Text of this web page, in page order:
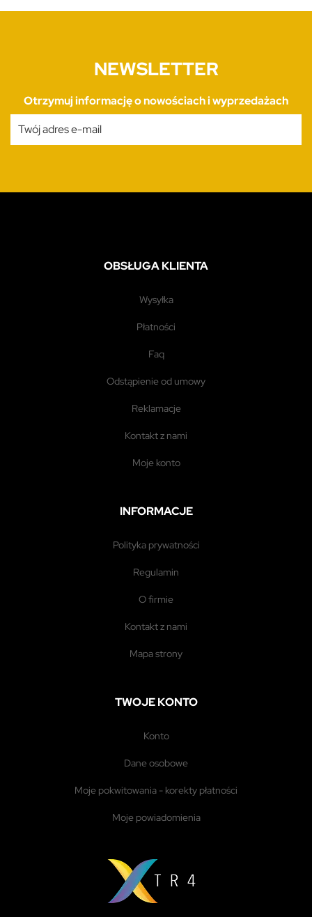
NEWSLETTER
Otrzymuj informację o nowościach i wyprzedażach
OBSŁUGA KLIENTA
wysyłka
płatności
faq
odstąpienie od umowy
reklamacje
kontakt z nami
moje konto
INFORMACJE
polityka prywatności
regulamin
o firmie
kontakt z nami
mapa strony
TWOJE KONTO
konto
dane osobowe
moje pokwitowania - korekty płatności
moje powiadomienia